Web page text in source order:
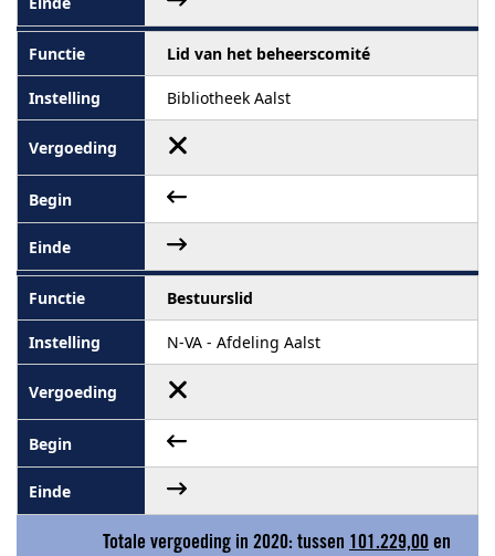
Lid van het beheerscomité
Bibliotheek Aalst
Bestuurslid
N-VA - Afdeling Aalst
Totale vergoeding in 2020: tussen 101.229,00 en